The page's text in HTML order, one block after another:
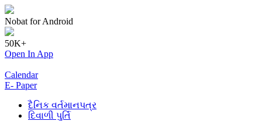
Nobat for Android
50K+
Open In App
Calendar
E- Paper
દૈનિક વર્તમાનપત્ર
દિવાળી પુર્તિ